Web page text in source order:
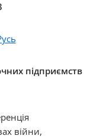
підприємств
війни,